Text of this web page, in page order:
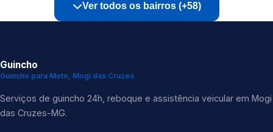
Ver todos os bairros (+58)
Guincho
Guincho para Moto, Mogi das Cruzes
Serviços de guincho 24h, reboque e assistência veicular em Mogi
das Cruzes-MG.